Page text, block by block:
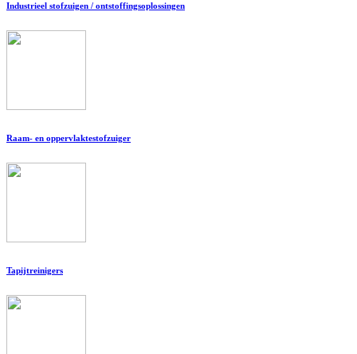
Industrieel stofzuigen / ontstoffingsoplossingen
Raam- en oppervlaktestofzuiger
Tapijtreinigers